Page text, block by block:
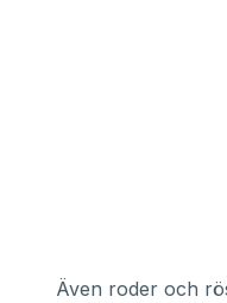
Även roder och